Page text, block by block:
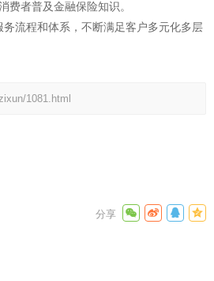
费者普及金融保险知识。
流程和体系，不断满足客户多元化多层
1081.html